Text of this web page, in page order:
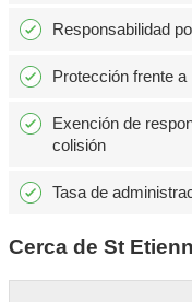
Responsabilidad
Protección frente a
Exención de
colisión
Tasa de
Cerca de St